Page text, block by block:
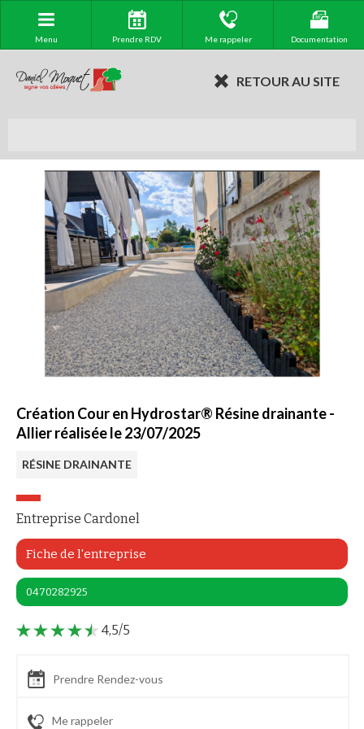
Menu Prendre RDV Me rappeler Documentation
RETOUR AU SITE
Création Cour en Hydrostar® Résine drainante -
Allier réalisée le 23/07/2025
RÉSINE DRAINANTE
Entreprise Cardonel
Fiche de l'entreprise
0470282925
4,5/5
Prendre Rendez-vous
Me rappeler